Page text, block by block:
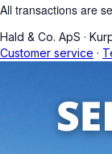
All transactions are
Hald & Co. ApS ·
Customer service ·